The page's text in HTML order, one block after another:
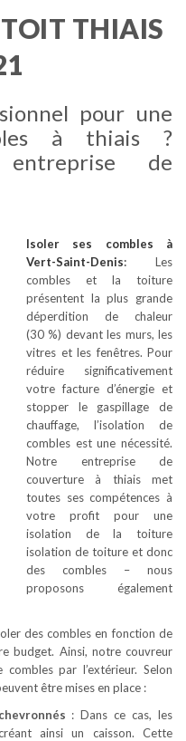
THIAIS
pour une
à thiais ?
de
Isoler ses combles à
Vert-Saint-Denis: Les
combles et la toiture
présentent la plus grande
déperdition de chaleur
(30 %) devant les murs, les
vitres et les fenêtres. Pour
réduire significativement
votre facture d’énergie et
stopper le gaspillage de
chauffage, l’isolation de
combles est une nécessité.
Notre entreprise de
couverture à thiais met
toutes ses compétences à
votre profit pour une
isolation de la toiture
isolation de toiture et donc
des combles – nous
proposons également
des combles en fonction de
budget. Ainsi, notre couvreur
par l’extérieur. Selon
être mises en place :
: Dans ce cas, les
ainsi un caisson. Cette